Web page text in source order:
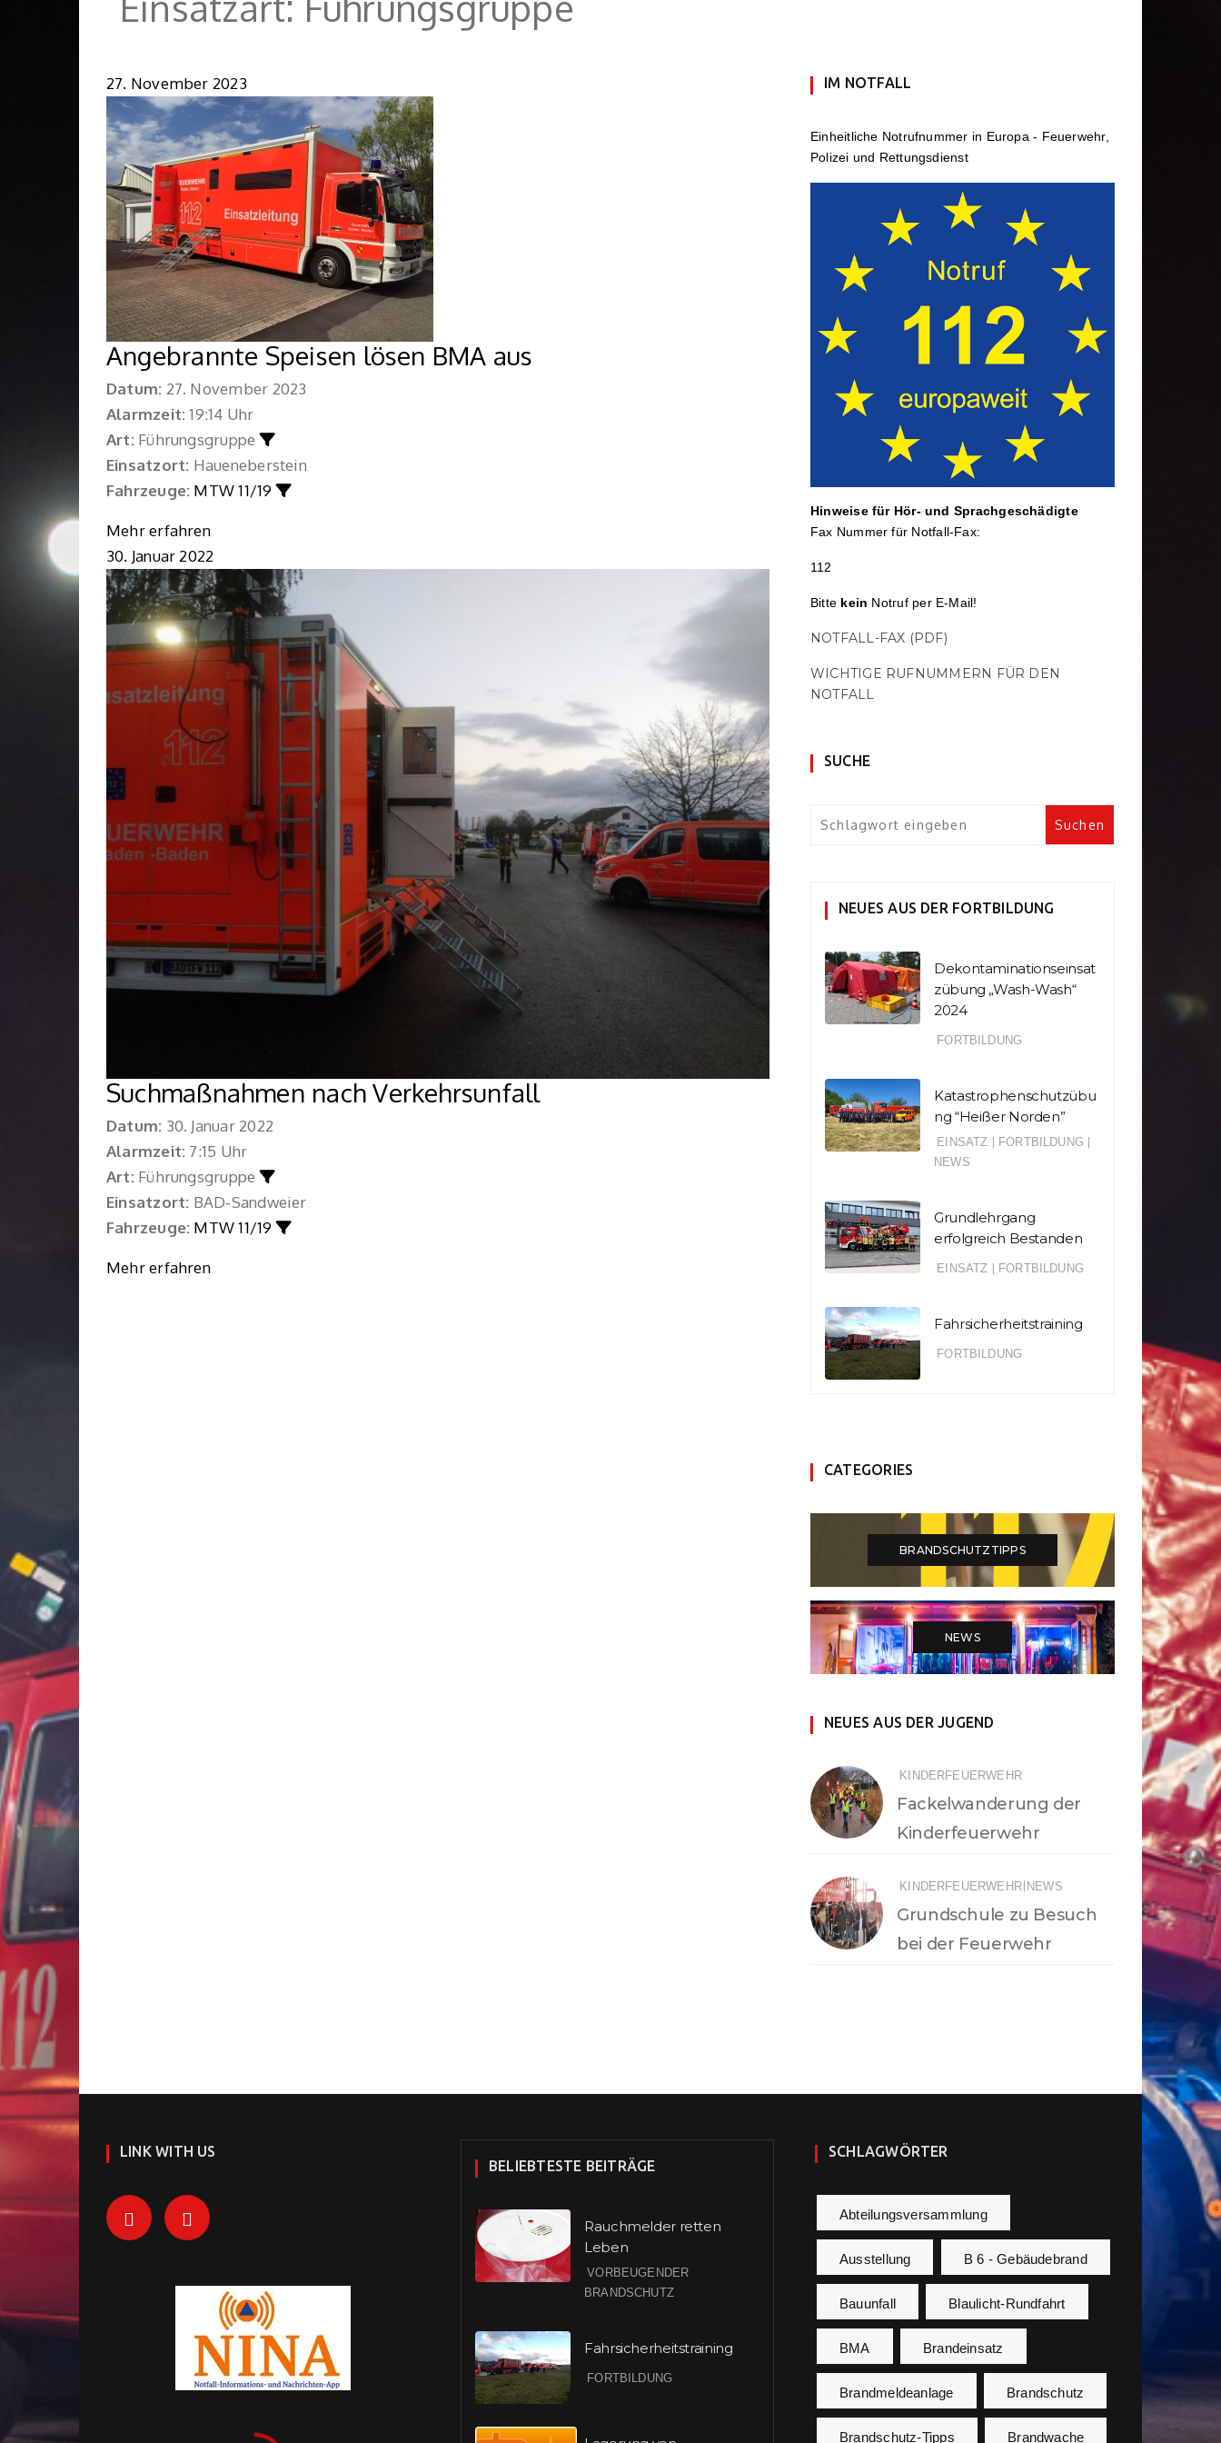
27. November 2023
Angebrannte Speisen lösen BMA aus
Datum: 27. November 2023
Alarmzeit:19:14 Uhr
Art:Führungsgruppe
Einsatzort: Haueneberstein
Fahrzeuge: MTW 11/19
Mehr erfahren
30. Januar 2022
Suchmaßnahmen nach Verkehrsunfall
Datum: 30. Januar 2022
Alarmzeit: 7:15 Uhr
Art:Führungsgruppe
Einsatzort: BAD-Sandweier
Fahrzeuge: MTW 11/19
Mehr erfahren
IM NOTFALL
Einheit­li­che Notruf­num­mer in Europa - Feuerwehr,
Polizei und Rettungs­dienst
Hinweise für Hör- und Sprach­ge­schä­digte
Fax Nummer für Notfall-Fax:
112
Bitte kein Notruf per E-Mail!
NOTFALL-FAX (PDF)
WICHTIGE RUFNUMMERN FÜR DEN
NOTFALL
SUCHE
NEUES AUS DER FORTBILDUNG
Dekontaminationseinsat
zübung „Wash-Wash“
2024
FORTBILDUNG
Katastrophenschutzübu
ng “Heißer Norden”
EINSATZ FORTBILDUNG
NEWS
Grundlehrgang
erfolgreich Bestanden
EINSATZ FORTBILDUNG
Fahrsicherheitstraining
FORTBILDUNG
CATEGORIES
BRANDSCHUTZTIPPS
NEWS
NEUES AUS DER JUGEND
KINDERFEUERWEHR
Fackelwanderung der
Kinderfeuerwehr
KINDERFEUERWEHR| NEWS
Grundschule zu Besuch
bei der Feuerwehr
LINK WITH US
BELIEBTESTE BEITRÄGE
Rauchmelder retten
Leben
VORBEUGENDER
BRANDSCHUTZ
Fahrsicherheitstraining
FORTBILDUNG
SCHLAGWÖRTER
Abteilungsversammlung
Ausstellung B 6 - Gebäudebrand
Bauunfall Blaulicht-Rundfahrt
BMA Brandeinsatz
Brandmeldeanlage Brandschutz
Brandschutz-Tipps Brandwache